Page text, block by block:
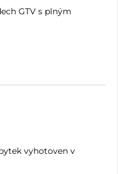
GTV s plným
vyhotoven v